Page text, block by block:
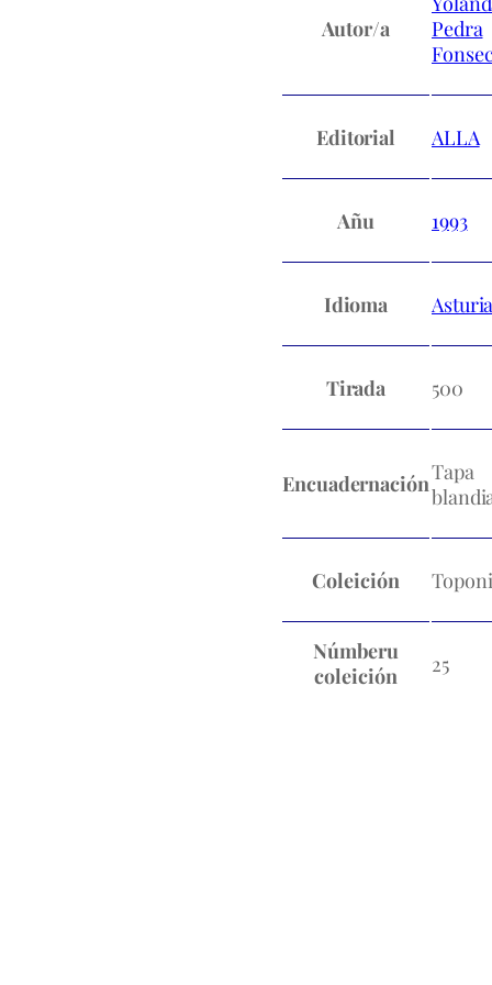
Autor/a
Pedra
Editorial ALLA
Añu 1993
Idioma
Tirada 500
EncuadernaciónTapa
Coleición
Númberu
coleición
25